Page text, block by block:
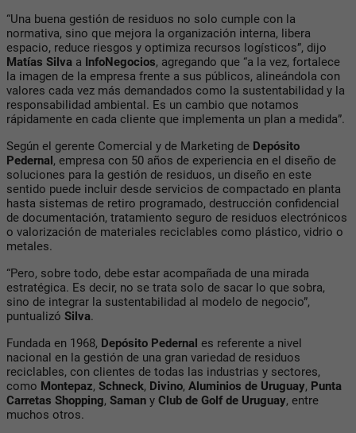
“Una buena gestión de residuos no solo cumple con la
normativa, sino que mejora la organización interna, libera
espacio, reduce riesgos y optimiza recursos logísticos”, dijo
Matías Silva a InfoNegocios, agregando que “a la vez, fortalece
la imagen de la empresa frente a sus públicos, alineándola con
valores cada vez más demandados como la sustentabilidad y la
responsabilidad ambiental. Es un cambio que notamos
rápidamente en cada cliente que implementa un plan a medida”.
Según el gerente Comercial y de Marketing de Depósito
Pedernal, empresa con 50 años de experiencia en el diseño de
soluciones para la gestión de residuos, un diseño en este
sentido puede incluir desde servicios de compactado en planta
hasta sistemas de retiro programado, destrucción confidencial
de documentación, tratamiento seguro de residuos electrónicos
o valorización de materiales reciclables como plástico, vidrio o
metales.
“Pero, sobre todo, debe estar acompañada de una mirada
estratégica. Es decir, no se trata solo de sacar lo que sobra,
sino de integrar la sustentabilidad al modelo de negocio”,
puntualizó Silva.
Fundada en 1968, Depósito Pedernal es referente a nivel
nacional en la gestión de una gran variedad de residuos
reciclables, con clientes de todas las industrias y sectores,
como Montepaz, Schneck, Divino, Aluminios de Uruguay, Punta
Carretas Shopping, Saman y Club de Golf de Uruguay, entre
muchos otros.